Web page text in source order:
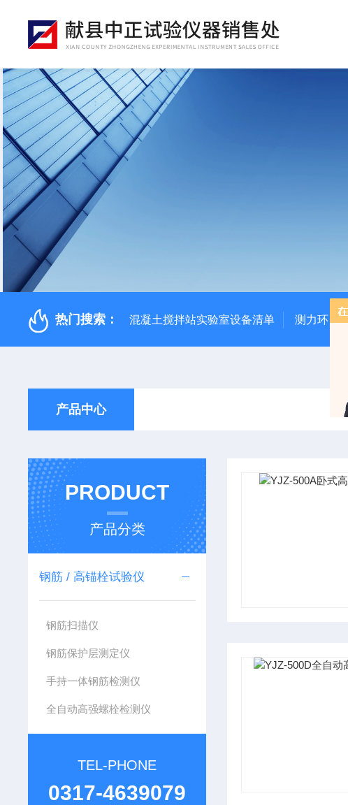
热门搜索： 混凝土搅拌站实验室设备清单 测力环
产品中心
PRODUCT
产品分类
钢筋 / 高锚栓试验仪
钢筋扫描仪
钢筋保护层测定仪
手持一体钢筋检测仪
全自动高强螺栓检测仪
TEL-PHONE
0317-4639079